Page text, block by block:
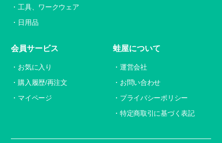
工具、ワークウェア
日用品
会員サービス
お気に入り
購入履歴/再注文
マイページ
蛙屋について
運営会社
お問い合わせ
プライバシーポリシー
特定商取引に基づく表記